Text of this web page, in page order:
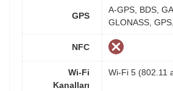
GPS
A-GPS, BDS,
GLONASS,
NFC
Wi-Fi
Kanalları
Wi-Fi 5 (802.11